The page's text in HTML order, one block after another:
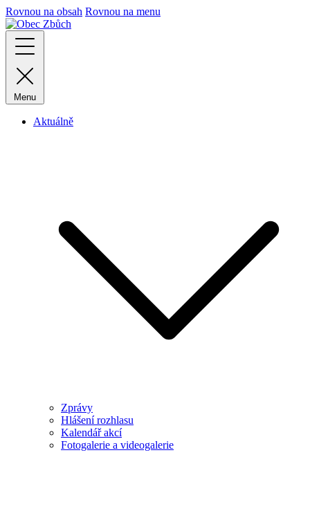
Rovnou na obsah Rovnou na menu
Menu
Aktuálně
Zprávy
Hlášení rozhlasu
Kalendář akcí
Fotogalerie a videogalerie